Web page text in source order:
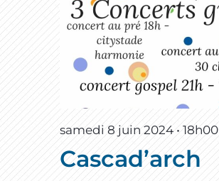
samedi 8 juin 2024 • 18h00
Cascad’arch